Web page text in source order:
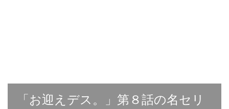
「お迎えデス。」第８話の名セリ